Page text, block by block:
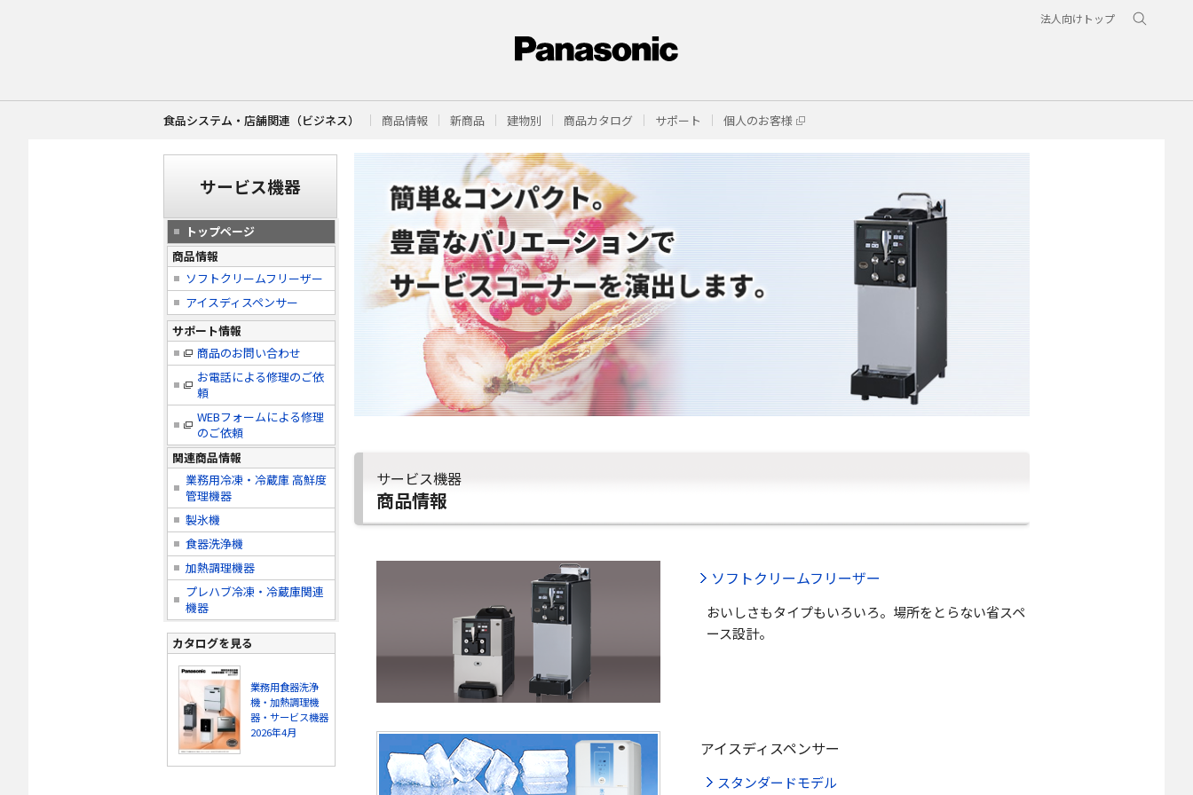
法人向けトップ
食品システム・店舗関連（ビジネス） 商品情報 新商品 建物別 商品カタログ サポート 個人のお客様
サービス機器
商品情報
ソフトクリームフリーザー
おいしさもタイプもいろいろ。場所をとらない省スペ
ース設計。
アイスディスペンサー
スタンダードモデル
サービス機器
トップページ
商品情報
ソフトクリームフリーザー
アイスディスペンサー
サポート情報
商品のお問い合わせ
お電話による修理のご依
頼
WEBフォームによる修理
のご依頼
関連商品情報
業務用冷凍・冷蔵庫 高鮮度
管理機器
製氷機
食器洗浄機
加熱調理機器
プレハブ冷凍・冷蔵庫関連
機器
カタログを見る
業務用食器洗浄
機・加熱調理機
器・サービス機器
2026年4月